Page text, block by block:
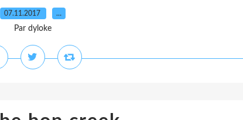
07.11.2017 …
Par dyloke